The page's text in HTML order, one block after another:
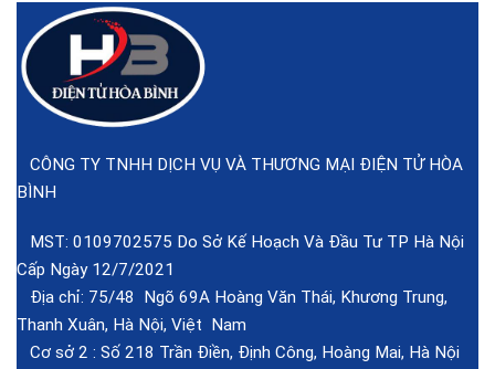
CÔNG TY TNHH DỊCH VỤ VÀ THƯƠNG MẠI ĐIỆN TỬ HÒA
BÌNH
MST: 0109702575 Do Sở Kế Hoạch Và Đầu Tư TP Hà Nội
Cấp Ngày 12/7/2021
Địa chỉ: 75/48 Ngõ 69A Hoàng Văn Thái, Khương Trung,
Thanh Xuân, Hà Nội, Việt Nam
Cơ sở 2 : Số 218 Trần Điền, Định Công, Hoàng Mai, Hà Nội